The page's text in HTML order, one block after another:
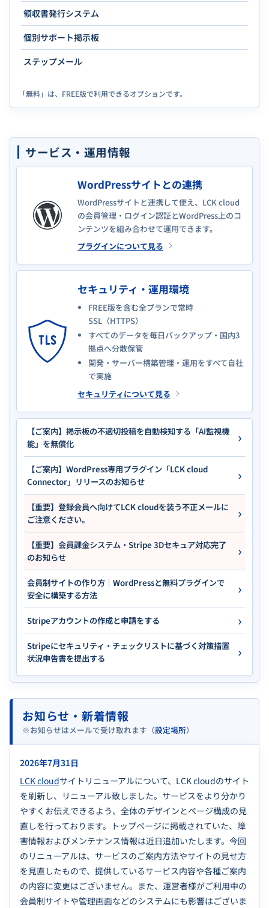
領収書発行システム
個別サポート掲示板
ステップメール
「無料」は、FREE版で利用できるオプションです。
サービス・運用情報
WordPressサイトとの連携
WordPressサイトと連携して使え、LCK cloud
の会員管理・ログイン認証とWordPress上のコ
ンテンツを組み合わせて運用できます。
プラグインについて見る
セキュリティ・運用環境
FREE版を含む全プランで常時
SSL（HTTPS）
すべてのデータを毎日バックアップ・国内3
拠点へ分散保管
開発・サーバー構築管理・運用をすべて自社
で実施
セキュリティについて見る
【ご案内】掲示板の不適切投稿を自動検知する「AI監視機
能」を無償化
【ご案内】WordPress専用プラグイン「LCK cloud
Connector」リリースのお知らせ
【重要】登録会員へ向けてLCK cloudを装う不正メールに
ご注意ください。
【重要】会員課金システム・Stripe 3Dセキュア対応完了
のお知らせ
会員制サイトの作り方｜WordPressと無料プラグインで
安全に構築する方法
Stripeアカウントの作成と申請をする
Stripeにセキュリティ・チェックリストに基づく対策措置
状況申告書を提出する
お知らせ・新着情報
※お知らせはメールで受け取れます （設定場所）
2026年7月31日
LCK cloudサイトリニューアルについて、LCK cloudのサイト
を刷新し、リニューアル致しました。サービスをより分かり
やすくお伝えできるよう、全体のデザインとページ構成の見
直しを行っております。トップページに掲載されていた、障
害情報およびメンテナンス情報は近日追加いたします。今回
のリニューアルは、サービスのご案内方法やサイトの見せ方
を見直したもので、提供しているサービス内容や各種ご案内
の内容に変更はございません。また、運営者様がご利用中の
会員制サイトや管理画面などのシステムにも影響はございま